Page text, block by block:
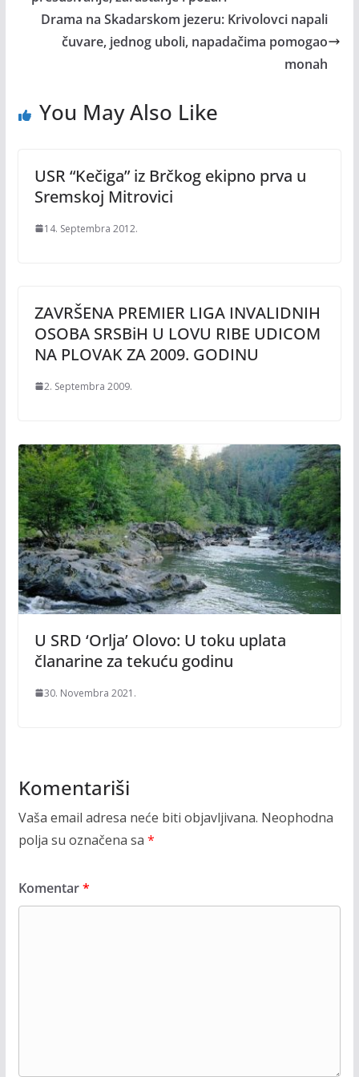
Drama na Skadarskom jezeru: Krivolovci napali
čuvare, jednog uboli, napadačima pomogao
monah
You May Also Like
USR “Kečiga” iz Brčkog ekipno prva u
Sremskoj Mitrovici
14. Septembra 2012.
ZAVRŠENA PREMIER LIGA INVALIDNIH
OSOBA SRSBiH U LOVU RIBE UDICOM
NA PLOVAK ZA 2009. GODINU
2. Septembra 2009.
U SRD ‘Orlja’ Olovo: U toku uplata
članarine za tekuću godinu
30. Novembra 2021.
Komentariši
Vaša email adresa neće biti objavljivana. Neophodna
polja su označena sa *
Komentar*